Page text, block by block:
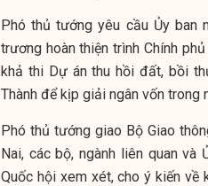
Phó thủ tướng yêu cầu Ủy ban
trương hoàn thiện trình Chính
khả thi Dự án thu hồi đất, bồi
Thành để kịp giải ngân vốn trong
Phó thủ tướng giao Bộ Giao
Nai, các bộ, ngành liên quan và
Quốc hội xem xét, cho ý kiến